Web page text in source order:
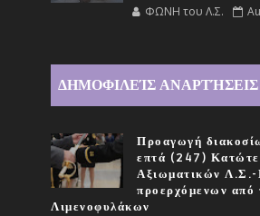
ΦΩΝΗ του Λ.Σ.
ΔΗΜΟΦΙΛΕΊΣ ΑΝΑΡΤΉΣΕΙΣ
Προαγωγή
επτά (247)
Αξιωματικών
προερχόμενων από
Λιμενοφυλάκων